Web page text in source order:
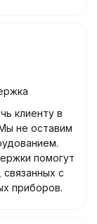
клиенту в
не оставим
помогут
с
приборов.